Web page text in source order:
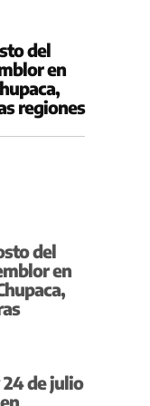
del
en
regiones
del
en
24 de julio